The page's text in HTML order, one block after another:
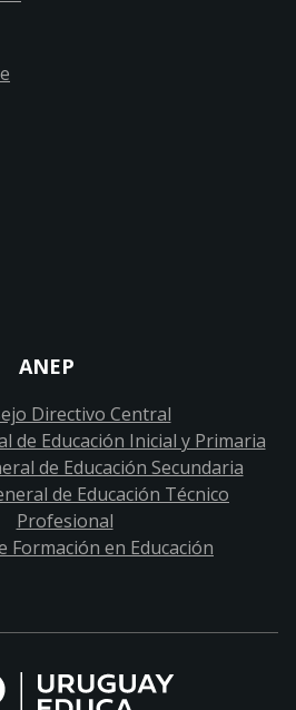
ANEP
Directivo Central
de Educación Inicial y Primaria
de Educación Secundaria
de Educación Técnico
Profesional
Formación en Educación